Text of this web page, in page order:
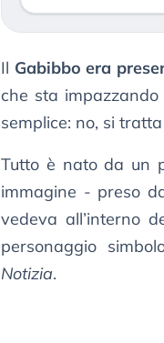
Il Gabibbo era
che sta
semplice: no, si
Tutto è nato da un
immagine - preso
vedeva all’interno
personaggio
Notizia.